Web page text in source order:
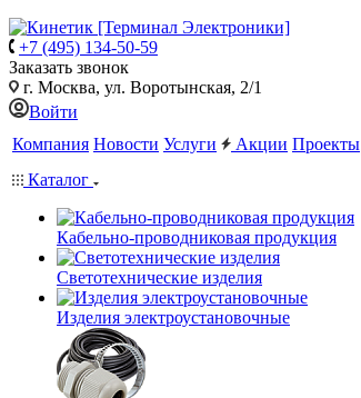
+7 (495) 134-50-59
Заказать звонок
г. Москва, ул. Воротынская, 2/1
Войти
Компания Новости Услуги Акции Проекты
Каталог
Кабельно-проводниковая продукция
Светотехнические изделия
Изделия электроустановочные